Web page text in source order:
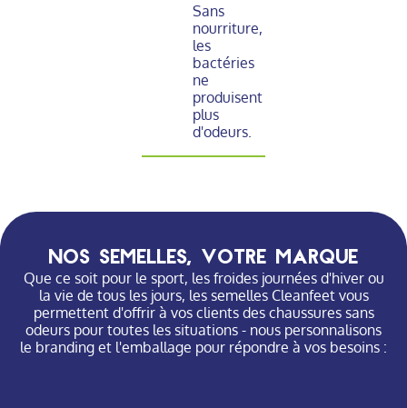
Sans
nourriture,
les
bactéries
ne
produisent
plus
d'odeurs.
Nos semelles, votre marque
Que ce soit pour le sport, les froides journées d'hiver ou
la vie de tous les jours, les semelles Cleanfeet vous
permettent d'offrir à vos clients des chaussures sans
odeurs pour toutes les situations - nous personnalisons
le branding et l'emballage pour répondre à vos besoins :